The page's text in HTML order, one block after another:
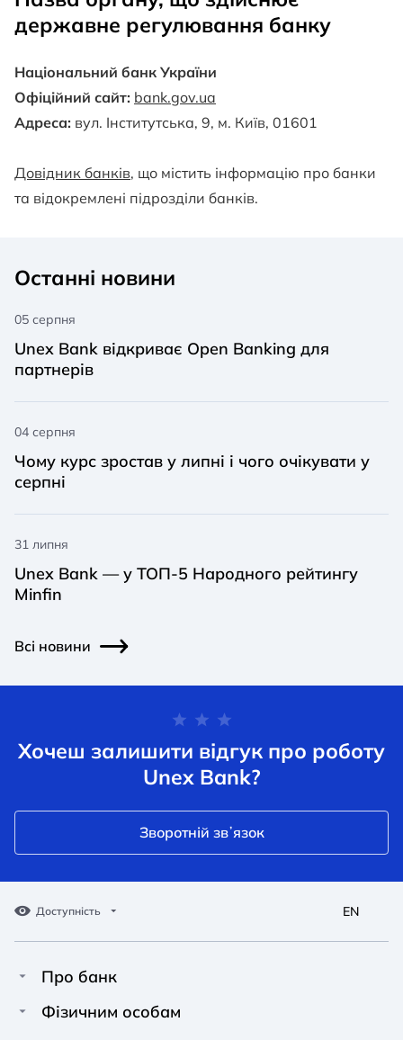
державне регулювання банку
Національний банк України
Офіційний сайт: bank.gov.ua
Адреса: вул. Інститутська, 9, м. Київ, 01601
Довідник банків, що містить інформацію про банки
та відокремлені підрозділи банків.
Останні новини
05 серпня
Unex Bank відкриває Open Banking для
партнерів
04 серпня
Чому курс зростав у липні і чого очікувати у
серпні
31 липня
Unex Bank — у ТОП-5 Народного рейтингу
Minfin
Всі новини
Хочеш залишити відгук про роботу
Unex Bank?
Зворотній звʼязок
Доступність
A A A A A A
EN
Про банк
Про Unex Bank
Фізичним особам